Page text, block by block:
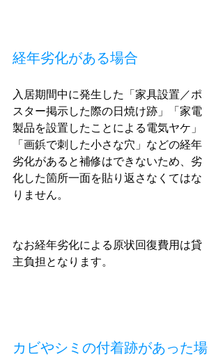
経年劣化がある場合
入居期間中に発生した「家具設置／ポ
スター掲示した際の日焼け跡」「家電
製品を設置したことによる電気ヤケ」
「画鋲で刺した小さな穴」などの経年
劣化があると補修はできないため、劣
化した箇所一面を貼り返さなくてはな
りません。
なお経年劣化による原状回復費用は貸
主負担となります。
カビやシミの付着跡があった場